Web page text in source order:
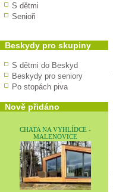
S dětmi
Senioři
Beskydy pro skupiny
S dětmi do Beskyd
Beskydy pro seniory
Po stopách piva
Nově přidáno
CHATA NA VYHLÍDCE -
MALENOVICE